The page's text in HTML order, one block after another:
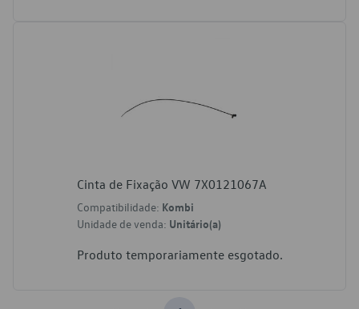
Cinta de Fixação VW 7X0121067A
Compatibilidade: Kombi
Unidade de venda: Unitário(a)
Produto temporariamente esgotado.